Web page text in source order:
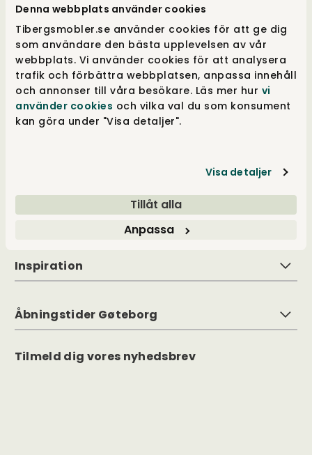
Denna webbplats använder cookies
Tibergsmobler.se använder cookies för att ge dig
som användare den bästa upplevelsen av vår
webbplats. Vi använder cookies för att analysera
trafik och förbättra webbplatsen, anpassa innehåll
och annonser till våra besökare. Läs mer hur vi
använder cookies och vilka val du som konsument
kan göra under "Visa detaljer".
Visa detaljer
Tillåt alla
Anpassa
drivkraft ligger i at tilbyde et unikt udvalg og
samtidig give merværdi i form af viden, følelse
og tilgængelighed. Vi er også udpræget
frihedselskere, der er utroligt omhyggelige
med alle vores indkøb, for at kunne tilbyde
stor valgfrihed i både stort og småt. Vi hæver
hele tiden barren for vores mål og bliver
aldrig trætte i vores bestræbelse på at øge
oplevelsen ved hver kontakt med os. Visionen
Kundeservice
Inspiration
Åbningstider Gøteborg
Tilmeld dig vores nyhedsbrev